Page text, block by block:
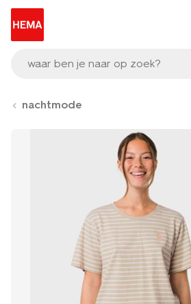
waar ben je naar op zoek?
nachtmode